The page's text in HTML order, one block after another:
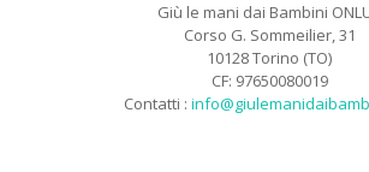
Giù le mani dai Bambini
Corso G. Sommeilier, 31
10128 Torino (TO)
CF: 97650080019
Contatti :